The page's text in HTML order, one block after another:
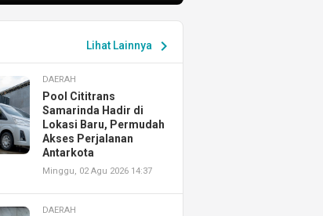
Lihat Lainnya chevron_right
DAERAH
Pool Cititrans
Samarinda Hadir di
Lokasi Baru, Permudah
Akses Perjalanan
Antarkota
Minggu, 02 Agu 2026 14:37
DAERAH